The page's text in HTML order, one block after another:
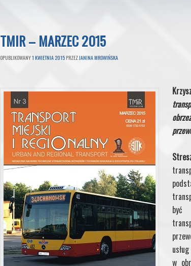
TMIR – MARZEC 2015
OPUBLIKOWANY1 KWIETNIA 2015 PRZEZJANINA MROWIŃSKA
być
w